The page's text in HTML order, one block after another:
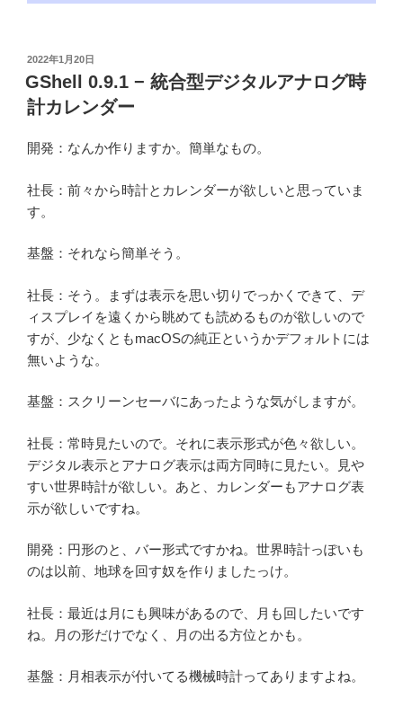
投
稿
日:
2022年1月20日
GShell 0.9.1 − 統合型デジタルアナログ時
計カレンダー
開発：なんか作りますか。簡単なもの。
社長：前々から時計とカレンダーが欲しいと思っていま
す。
基盤：それなら簡単そう。
社長：そう。まずは表示を思い切りでっかくできて、デ
ィスプレイを遠くから眺めても読めるものが欲しいので
すが、少なくともmacOSの純正というかデフォルトには
無いような。
基盤：スクリーンセーバにあったような気がしますが。
社長：常時見たいので。それに表示形式が色々欲しい。
デジタル表示とアナログ表示は両方同時に見たい。見や
すい世界時計が欲しい。あと、カレンダーもアナログ表
示が欲しいですね。
開発：円形のと、バー形式ですかね。世界時計っぽいも
のは以前、地球を回す奴を作りましたっけ。
社長：最近は月にも興味があるので、月も回したいです
ね。月の形だけでなく、月の出る方位とかも。
基盤：月相表示が付いてる機械時計ってありますよね。